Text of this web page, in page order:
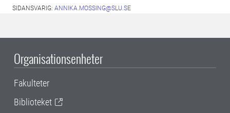
SIDANSVARIG: ANNIKA.MOSSING@SLU.SE
Organisationsenheter
Fakulteter
Biblioteket